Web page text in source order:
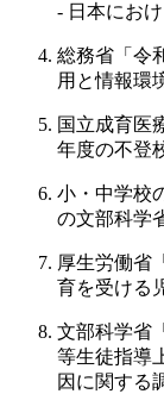
- 日本にお
総務省「令
用と情報環
国立成育医
年度の不登
小・中学校
の文部科学
厚生労働省
育を受ける
文部科学省
等生徒指導
因に関する